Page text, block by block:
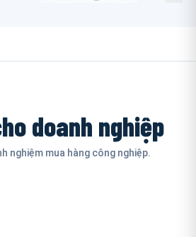
doanh nghiệp
nghiệm mua hàng công nghiệp.